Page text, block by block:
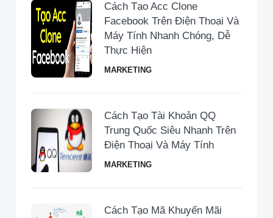
Cách Tạo Acc Clone
Facebook Trên Điện Thoại Và
Máy Tính Nhanh Chóng, Dễ
Thực Hiện
MARKETING
Cách Tạo Tài Khoản QQ
Trung Quốc Siêu Nhanh Trên
Điện Thoại Và Máy Tính
MARKETING
Cách Tạo Mã Khuyến Mãi